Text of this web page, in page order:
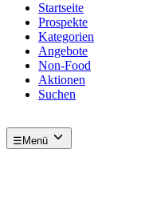
Startseite
Prospekte
Kategorien
Angebote
Non-Food
Aktionen
Suchen
☰ Menü